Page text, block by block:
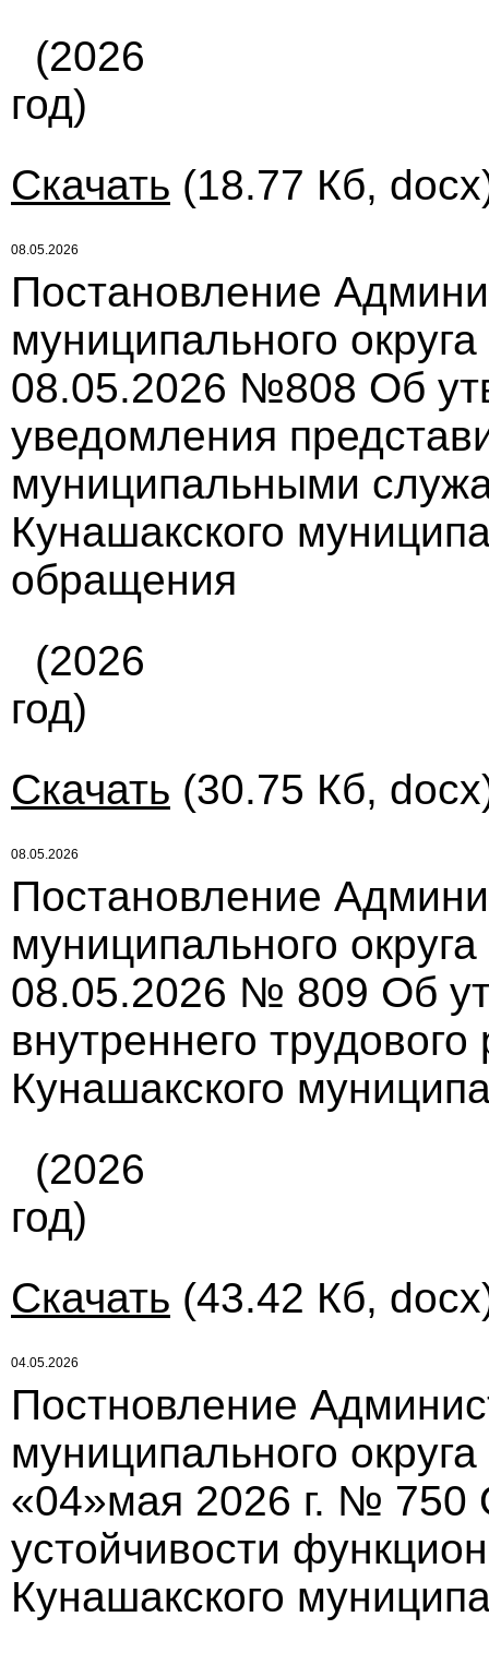
(2026
год)
Скачать (18.77 Кб,
08.05.2026
Постановление
муниципального
08.05.2026 №808 Об
уведомления
муниципальными
Кунашакского
обращения
(2026
год)
Скачать (30.75 Кб,
08.05.2026
Постановление
муниципального
08.05.2026 № 809 Об
внутреннего
Кунашакского
(2026
год)
Скачать (43.42 Кб,
04.05.2026
Постновление
муниципального
«04»мая 2026 г. №
устойчивости
Кунашакского